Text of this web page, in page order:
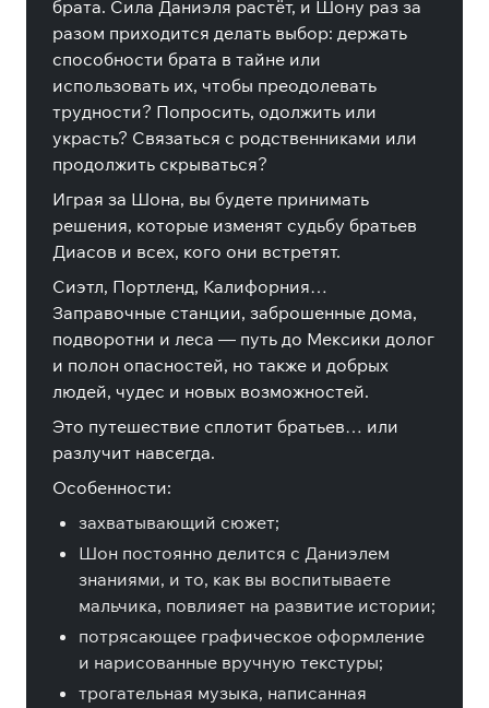
брата. Сила Даниэля растёт, и Шону раз за
разом приходится делать выбор: держать
способности брата в тайне или
использовать их, чтобы преодолевать
трудности? Попросить, одолжить или
украсть? Связаться с родственниками или
продолжить скрываться?
Играя за Шона, вы будете принимать
решения, которые изменят судьбу братьев
Диасов и всех, кого они встретят.
Сиэтл, Портленд, Калифорния…
Заправочные станции, заброшенные дома,
подворотни и леса — путь до Мексики долог
и полон опасностей, но также и добрых
людей, чудес и новых возможностей.
Это путешествие сплотит братьев… или
разлучит навсегда.
Особенности:
захватывающий сюжет;
Шон постоянно делится с Даниэлем
знаниями, и то, как вы воспитываете
мальчика, повлияет на развитие истории;
потрясающее графическое оформление
и нарисованные вручную текстуры;
трогательная музыка, написанная